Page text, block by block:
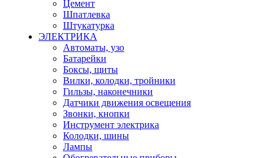
Цемент
Шпатлевка
Штукатурка
ЭЛЕКТРИКА
Автоматы, узо
Батарейки
Боксы, щиты
Вилки, колодки, тройники
Гильзы, наконечники
Датчики движения освещения
Звонки, кнопки
Инструмент электрика
Колодки, шины
Лампы